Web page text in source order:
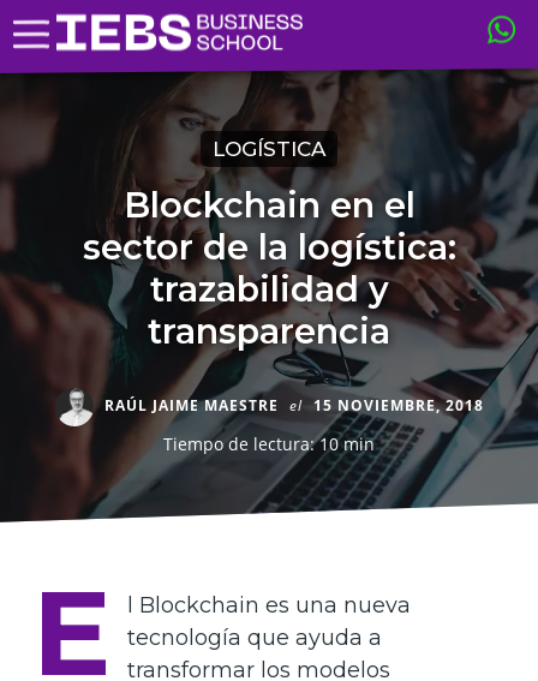
LOGÍSTICA
Blockchain en el
sector de la logística:
trazabilidad y
transparencia
RAÚL JAIME MAESTRE el 15 NOVIEMBRE, 2018
Tiempo de lectura: 10 min
E
l Blockchain es una nueva
tecnología que ayuda a
transformar los modelos